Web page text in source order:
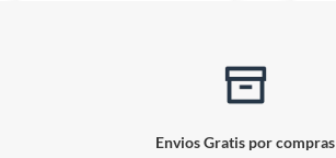
Envios Gratis por compras